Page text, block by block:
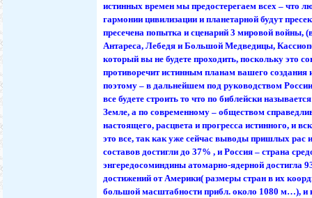
истинных времен мы предостерегаем всех – что
гармонии цивилизации и планетарной будут
пресечена попытка и сценарий 3 мировой войны,
Антареса, Лебедя и Большой Медведицы,
который вы не будете проходить, поскольку это
противоречит истинным планам вашего создания
поэтому – в дальнейшем под руководством
все будете строить то что по библейски
Земле, а по современному – обществом
настоящего, расцвета и прогресса истинного, и
это все, так как уже сейчас выводы пришлых рас
составов достигли до 37% , и Россия – страна
энгередосоминдины атомарно-ядерной достигла
достижений от Америки( размеры стран в их
большой масштабности прибл. около 1080 м…), и